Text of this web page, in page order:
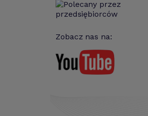
Zobacz nas na: